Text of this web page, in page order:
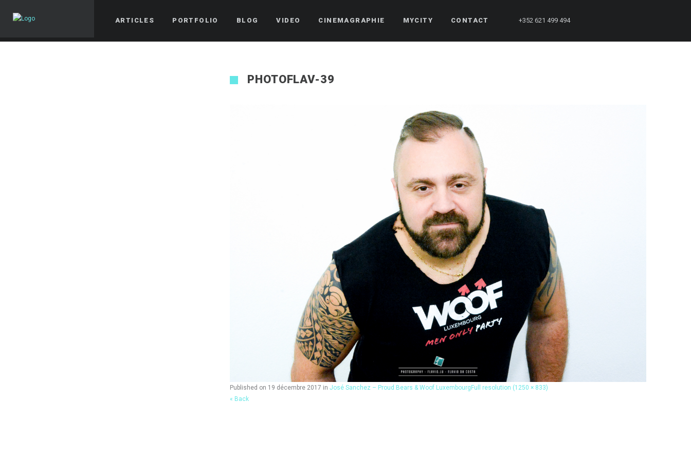
ARTICLES PORTFOLIO BLOG VIDEO CINEMAGRAPHIE MYCITY CONTACT +352 621 499 494
PHOTOFLAV-39
Published on 19 décembre 2017 in José Sanchez – Proud Bears & Woof LuxembourgFull resolution (1250 × 833)
« Back